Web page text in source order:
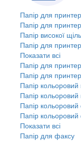
Папір для
Папір для
Папір високої
Папір для
Показати всі
Папір для
Папір для
Папір кольоровий
Папір кольоровий
Папір кольоровий
Папір
Показати всі
Папір для факсу